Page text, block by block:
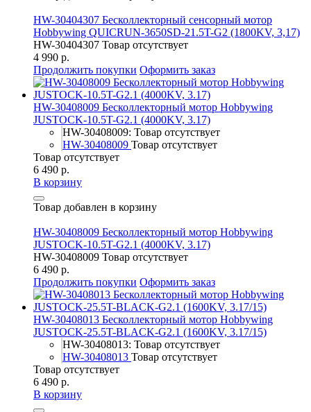
HW-30404307 Бесколлекторный сенсорный мотор
Hobbywing QUICRUN-3650SD-21.5T-G2 (1800KV, 3,17)
HW-30404307 Товар отсутствует
4 990 р.
Продолжить покупки Оформить заказ
HW-30408009 Бесколлекторный мотор Hobbywing
JUSTOCK-10.5T-G2.1 (4000KV, 3.17)
HW-30408009: Товар отсутствует
HW-30408009 Товар отсутствует
Товар отсутствует
6 490 р.
В корзину
Товар добавлен в корзину
HW-30408009 Бесколлекторный мотор Hobbywing
JUSTOCK-10.5T-G2.1 (4000KV, 3.17)
HW-30408009 Товар отсутствует
6 490 р.
Продолжить покупки Оформить заказ
HW-30408013 Бесколлекторный мотор Hobbywing
JUSTOCK-25.5T-BLACK-G2.1 (1600KV, 3.17/15)
HW-30408013: Товар отсутствует
HW-30408013 Товар отсутствует
Товар отсутствует
6 490 р.
В корзину